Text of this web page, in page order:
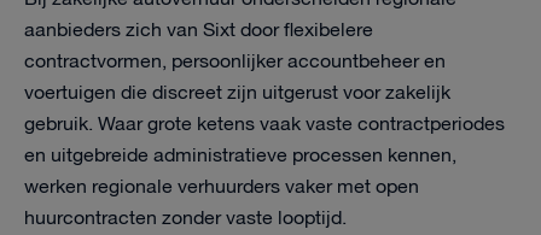
aanbieders zich van Sixt door flexibelere
contractvormen, persoonlijker accountbeheer en
voertuigen die discreet zijn uitgerust voor zakelijk
gebruik. Waar grote ketens vaak vaste contractperiodes
en uitgebreide administratieve processen kennen,
werken regionale verhuurders vaker met open
huurcontracten zonder vaste looptijd.